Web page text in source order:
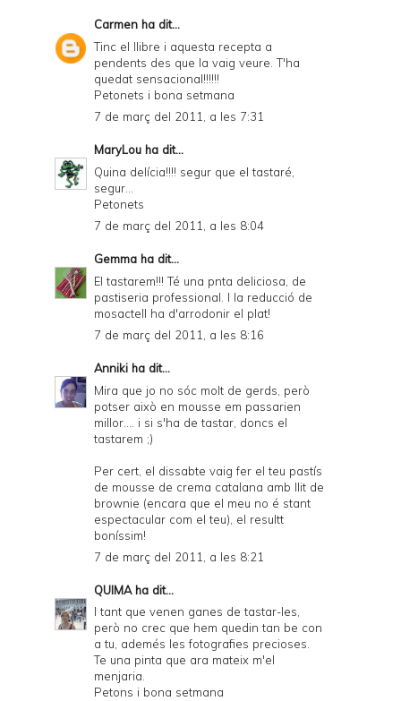
Carmen ha dit...
Tinc el llibre i aquesta recepta a
pendents des que la vaig veure. T'ha
quedat sensacional!!!!!!
Petonets i bona setmana
7 de març del 2011, a les 7:31
MaryLou ha dit...
Quina delícia!!!! segur que el tastaré,
segur...
Petonets
7 de març del 2011, a les 8:04
Gemma ha dit...
El tastarem!!! Té una pnta deliciosa, de
pastiseria professional. I la reducció de
mosactell ha d'arrodonir el plat!
7 de març del 2011, a les 8:16
Anniki ha dit...
Mira que jo no sóc molt de gerds, però
potser això en mousse em passarien
millor.... i si s'ha de tastar, doncs el
tastarem ;)
Per cert, el dissabte vaig fer el teu pastís
de mousse de crema catalana amb llit de
brownie (encara que el meu no é stant
espectacular com el teu), el resultt
boníssim!
7 de març del 2011, a les 8:21
QUIMAha dit...
I tant que venen ganes de tastar-les,
però no crec que hem quedin tan be con
a tu, ademés les fotografies precioses.
Te una pinta que ara mateix m'el
menjaria.
Petons i bona setmana